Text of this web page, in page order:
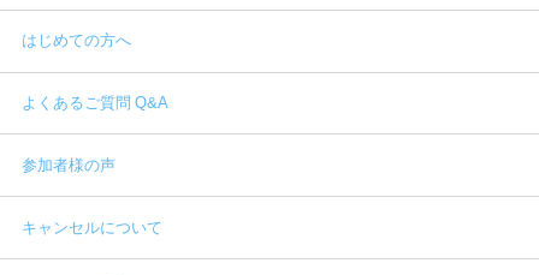
はじめての方へ
よくあるご質問 Q&A
参加者様の声
キャンセルについて